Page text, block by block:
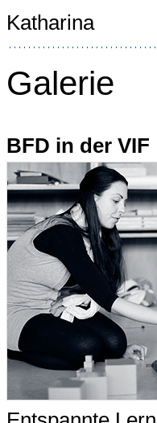
Katharina
Galerie
BFD in der VIF